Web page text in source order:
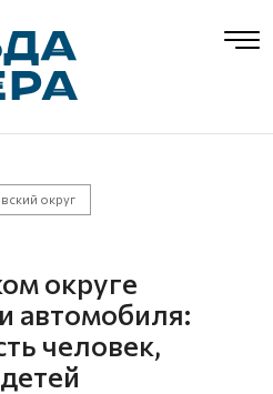
округ
округе
автомобиля:
человек,